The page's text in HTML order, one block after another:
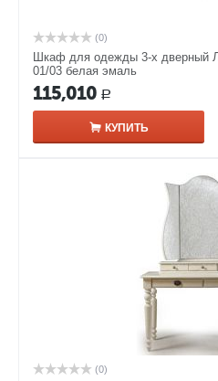
(0)
Шкаф для одежды 3-х дверный
01/03 белая эмаль
115,010 Р
КУПИТЬ
(0)